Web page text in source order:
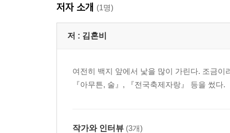
저자 소개 (1명)
저 : 김혼비
여전히 백지 앞에서 낯을 많이 가린다. 조금
『아무튼, 술』, 『전국축제자랑』 등을 썼다.
작가와 인터뷰 (3개)